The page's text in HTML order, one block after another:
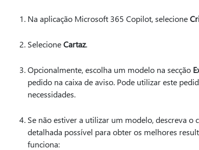
Na aplicação Microsoft 365 Copilot, selecione
SelecioneCartaz.
Opcionalmente, escolha um modelo na secção
pedido na caixa de aviso. Pode utilizar este
necessidades.
Se não estiver a utilizar um modelo, descreva o
detalhada possível para obter os melhores
funciona: